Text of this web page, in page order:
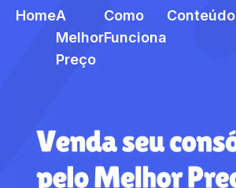
HomeA
Melhor
Preço
Como
Funciona
Conteúdo